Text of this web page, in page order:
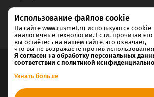
Согласие на обработку и хранение персональных
Использование файлов cookie
На сайте www.rusmet.ru используются
аналогичные технологии. Если, прочитав
вы остаётесь на нашем сайте, это означает,
что вы не возражаете против
Я согласен на обработку персональных
соответствии с политикой
Узнать больше